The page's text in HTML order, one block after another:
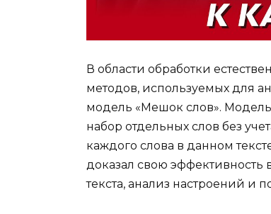
В области обработки
методов, используемых для
модель «Мешок слов».
набор отдельных слов без
каждого слова в данном
доказал свою эффективность
текста, анализ настроений и